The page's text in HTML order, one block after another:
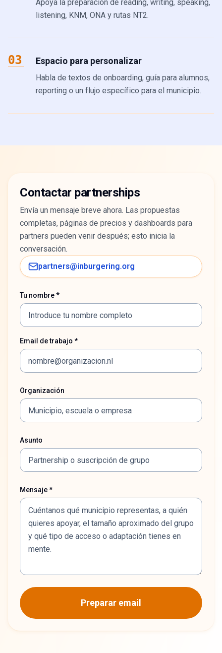
Apoya la preparación de reading, writing, speaking,
listening, KNM, ONA y rutas NT2.
03 Espacio para personalizar
Habla de textos de onboarding, guía para alumnos,
reporting o un flujo específico para el municipio.
Contactar partnerships
Envía un mensaje breve ahora. Las propuestas
completas, páginas de precios y dashboards para
partners pueden venir después; esto inicia la
conversación.
partners@inburgering.org
Tu nombre *
Email de trabajo *
Organización
Asunto
Mensaje *
Preparar email